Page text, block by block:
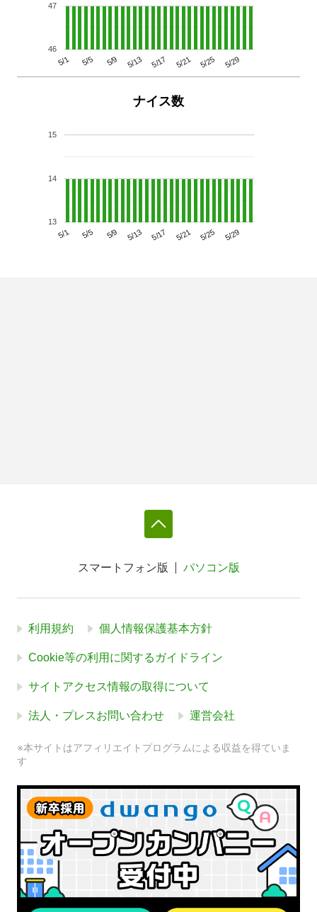
5/1 5/5 5/9 5/13 5/17 5/21 5/25 5/29
46
47
ナイス数
5/1 5/5 5/9 5/13 5/17 5/21 5/25 5/29
13
14
15
スマートフォン版 パソコン版
利用規約 個人情報保護基本方針
Cookie等の利用に関するガイドライン
サイトアクセス情報の取得について
法人・プレスお問い合わせ 運営会社
※本サイトはアフィリエイトプログラムによる収益を得ていま
す